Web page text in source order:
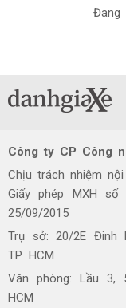
Đang
Công ty CP Công
Chịu trách nhiệm
Giấy phép MXH số
25/09/2015
Trụ sở: 20/2E Đinh
TP. HCM
Văn phòng: Lầu 3,
HCM